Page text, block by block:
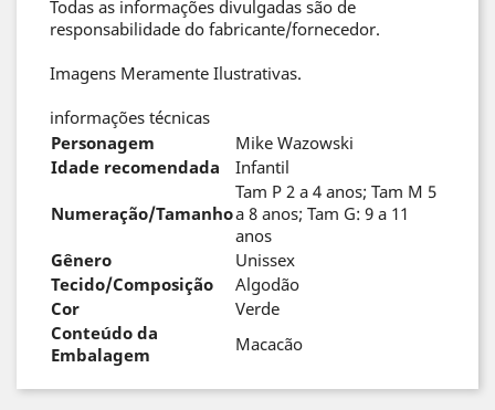
Todas as informações divulgadas são de
responsabilidade do fabricante/fornecedor.
Imagens Meramente Ilustrativas.
informações técnicas
Personagem
Mike Wazowski
Idade recomendada
Infantil
Numeração/Tamanho
Tam P 2 a 4 anos; Tam M 5
a 8 anos; Tam G: 9 a 11
anos
Gênero
Unissex
Tecido/Composição
Algodão
Cor
Verde
Conteúdo da
Embalagem
Macacão